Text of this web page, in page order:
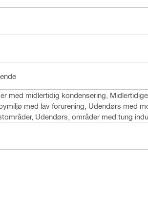
med midlertidig kondensering,
med lav forurening, Udendørs med
Udendørs, områder med tung